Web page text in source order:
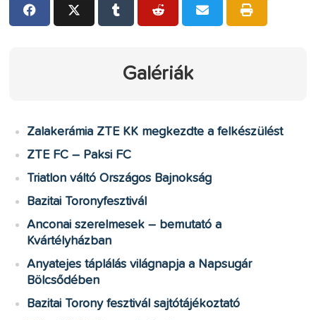
Galériák
Zalakerámia ZTE KK megkezdte a felkészülést
ZTE FC – Paksi FC
Triatlon váltó Országos Bajnokság
Bazitai Toronyfesztivál
Anconai szerelmesek – bemutató a
Kvártélyházban
Anyatejes táplálás világnapja a Napsugár
Bölcsődében
Bazitai Torony fesztivál sajtótájékoztató